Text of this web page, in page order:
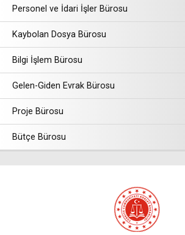
Personel ve İdari İşler Bürosu
Kaybolan Dosya Bürosu
Bilgi İşlem Bürosu
Gelen-Giden Evrak Bürosu
Proje Bürosu
Bütçe Bürosu